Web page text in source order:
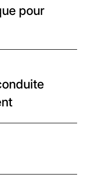
pour